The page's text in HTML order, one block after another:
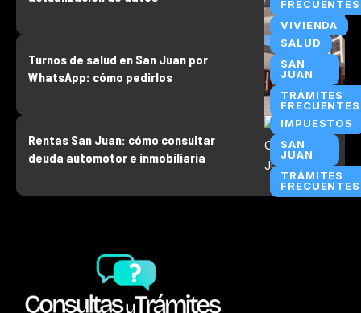
FRECUENTES
VIVIENDA
SALUD
SAN
JUAN
TRÁMITES
FRECUENTES
Turnos de salud en San Juan por
WhatsApp: cómo pedirlos
IMPUESTOS
SAN
JUAN
TRÁMITES
FRECUENTES
Rentas San Juan: cómo consultar
deuda automotor e inmobiliaria